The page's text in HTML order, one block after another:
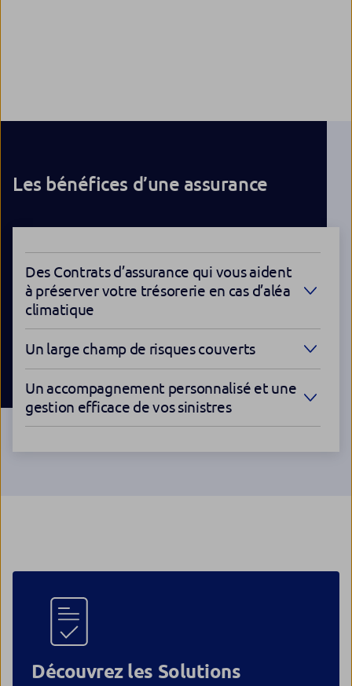
Les bénéfices d’une assurance
Des Contrats d’assurance qui vous aident
à préserver votre trésorerie en cas d’aléa
climatique
Un large champ de risques couverts
Un accompagnement personnalisé et une
gestion efficace de vos sinistres
Découvrez les Solutions